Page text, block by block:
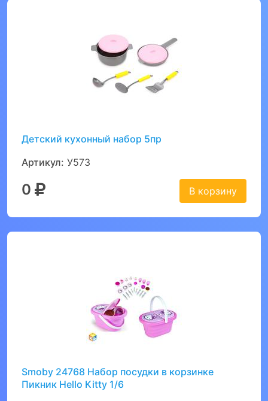
Детский кухонный набор 5пр
Артикул: У573
0 В корзину
Smoby 24768 Набор посудки в корзинке
Пикник Hello Kitty 1/6